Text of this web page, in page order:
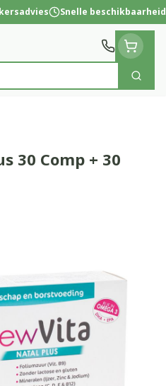
Snelle beschikbaarheid
Zoek
30 Comp + 30